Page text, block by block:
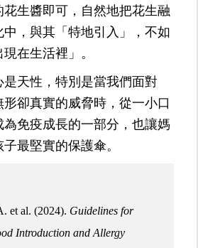
生醬即可，自然地把花生融
中，與其「特地引入」，不如
現在生活裡」。
天性，特別是當我們面對
形卻真實的威脅時 ，從一小口
為免疫成長的一部分，也讓媽
最堅實的保護傘。
et al. (2024). Guidelines for
Introduction and Allergy